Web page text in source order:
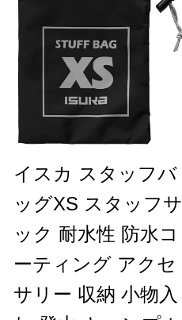
イスカ スタッフバ
ッグXS スタッフサ
ック 耐水性 防水コ
ーティング アクセ
サリー 収納 小物入